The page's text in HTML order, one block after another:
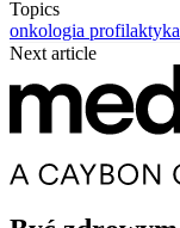
Topics
onkologia profilaktyka
Next article